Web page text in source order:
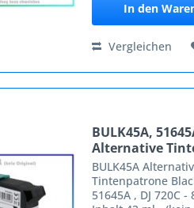
In den
Vergleichen
BULK45A,
Alternative
BULK45A
Tintenpatrone
51645A , DJ 720C -